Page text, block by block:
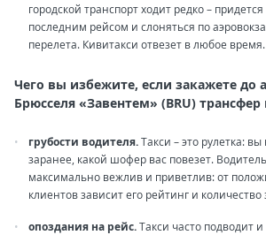
городской транспорт ходит редко –
последним рейсом и слоняться по
перелета. Кивитакси отвезет в любое время.
Чего вы избежите, если закажете до
Брюсселя «Завентем» (BRU) трансфер
грубости водителя.Такси – это рулетка:
заранее, какой шофер вас повезет.
максимально вежлив и приветлив: от
клиентов зависит его рейтинг и количество
опоздания на рейс.Такси часто подводит